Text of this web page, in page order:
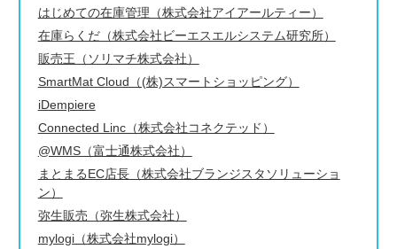
はじめての在庫管理（株式会社アイアールティー）
在庫らくだ（株式会社ビーエスエルシステム研究所）
販売王（ソリマチ株式会社）
SmartMat Cloud（(株)スマートショッピング）
iDempiere
Connected Linc（株式会社コネクテッド）
@WMS（富士通株式会社）
まとまるEC店長（株式会社ブランジスタソリューショ
ン）
弥生販売（弥生株式会社）
mylogi（株式会社mylogi）